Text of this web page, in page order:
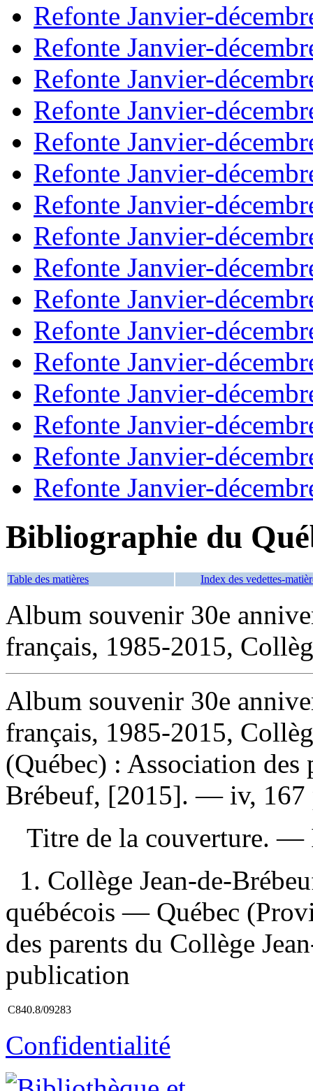
Refonte Janvier-
Refonte Janvier-
Refonte Janvier-
Refonte Janvier-
Refonte Janvier-
Refonte Janvier-
Refonte Janvier-
Refonte Janvier-
Refonte Janvier-
Refonte Janvier-
Refonte Janvier-
Refonte Janvier-
Refonte Janvier-
Refonte Janvier-
Refonte Janvier-
Refonte Janvier-
Bibliographie du
Table des matières Index des vedettes-
Album souvenir 30e
français, 1985-2015,
Album souvenir 30e
français, 1985-2015,
(Québec) : Association des
Brébeuf, [2015]. — iv, 167
Titre de la couverture. —
1. Collège Jean-de-
québécois — Québec
des parents du Collège
publication
C840.8/09283
Confidentialité